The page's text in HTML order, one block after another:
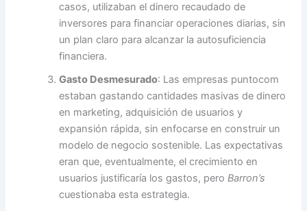
casos, utilizaban el dinero recaudado de
inversores para financiar operaciones diarias, sin
un plan claro para alcanzar la autosuficiencia
financiera.
Gasto Desmesurado: Las empresas puntocom
estaban gastando cantidades masivas de dinero
en marketing, adquisición de usuarios y
expansión rápida, sin enfocarse en construir un
modelo de negocio sostenible. Las expectativas
eran que, eventualmente, el crecimiento en
usuarios justificaría los gastos, peroBarron’s
cuestionaba esta estrategia.